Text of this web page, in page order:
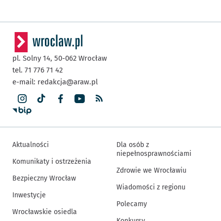
pl. Solny 14, 50-062 Wrocław
tel. 71 776 71 42
e-mail: redakcja@araw.pl
Aktualności
Komunikaty i ostrzeżenia
Bezpieczny Wrocław
Inwestycje
Wrocławskie osiedla
Dla osób z
niepełnosprawnościami
Zdrowie we Wrocławiu
Wiadomości z regionu
Polecamy